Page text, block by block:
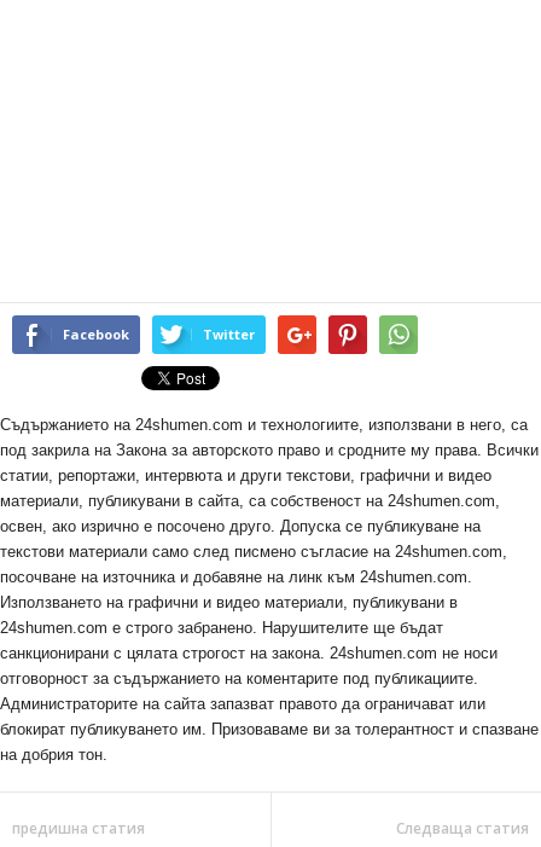
Facebook Twitter
Съдържанието на 24shumen.com и технологиите, използвани в него, са
под закрила на Закона за авторското право и сродните му права. Всички
статии, репортажи, интервюта и други текстови, графични и видео
материали, публикувани в сайта, са собственост на 24shumen.com,
освен, ако изрично е посочено друго. Допуска се публикуване на
текстови материали само след писмено съгласие на 24shumen.com,
посочване на източника и добавяне на линк към 24shumen.com.
Използването на графични и видео материали, публикувани в
24shumen.com е строго забранено. Нарушителите ще бъдат
санкционирани с цялата строгост на закона. 24shumen.com не носи
отговорност за съдържанието на коментарите под публикациите.
Администраторите на сайта запазват правото да ограничават или
блокират публикуването им. Призоваваме ви за толерантност и спазване
на добрия тон.
предишна статия Следваща статия